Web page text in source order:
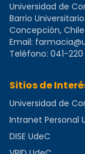
Universidad de
Barrio
Concepción, Chile
Email:
Teléfono: 041-
Sitios de
Universidad de
Intranet Personal
DISE UdeC